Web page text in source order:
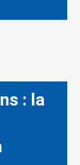
: la